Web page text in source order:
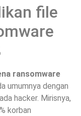
file
ransomware
umumnya dengan
hacker. Mirisnya,
korban